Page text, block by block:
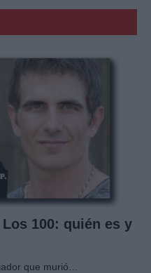
100: quién es y
que murió…